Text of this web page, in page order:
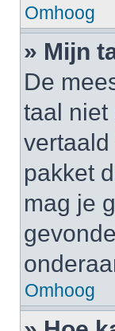
Omhoog
» Mijn
De
taal niet
pakket
mag je
Omhoog